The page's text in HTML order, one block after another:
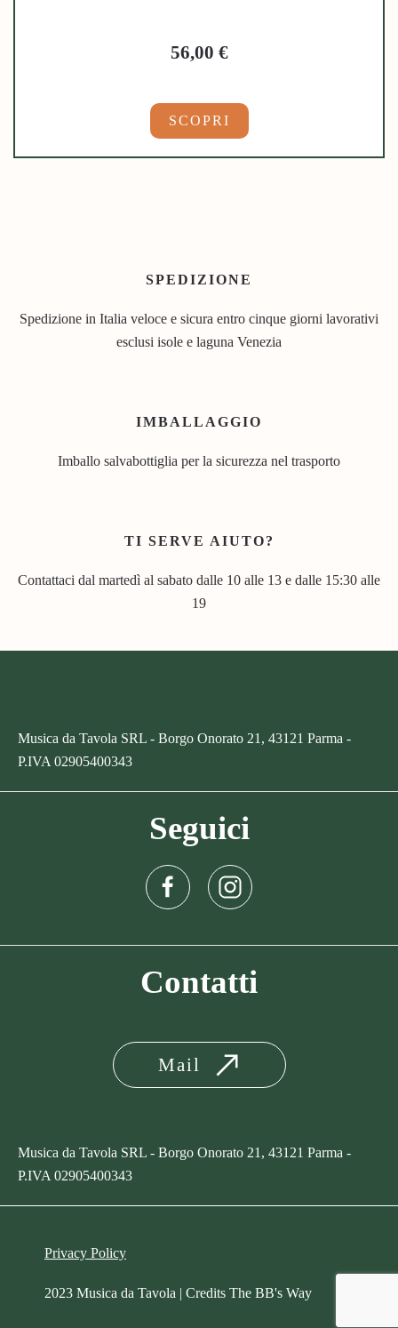
56,00 €
SCOPRI
SPEDIZIONE
Spedizione in Italia veloce e sicura entro cinque giorni lavorativi
esclusi isole e laguna Venezia
IMBALLAGGIO
Imballo salvabottiglia per la sicurezza nel trasporto
TI SERVE AIUTO?
Contattaci dal martedì al sabato dalle 10 alle 13 e dalle 15:30 alle
19
Musica da Tavola SRL - Borgo Onorato 21, 43121 Parma -
P.IVA 02905400343
Seguici
Contatti
Mail
Musica da Tavola SRL - Borgo Onorato 21, 43121 Parma -
P.IVA 02905400343
Privacy Policy
2023 Musica da Tavola | Credits The BB's Way